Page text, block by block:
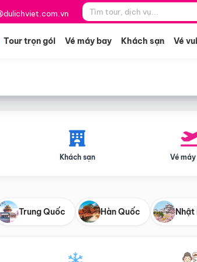
Tour trọn gói Vé máy bay Khách sạn Vé
Khách sạn Vé
Trung Quốc Hàn Quốc Nhật